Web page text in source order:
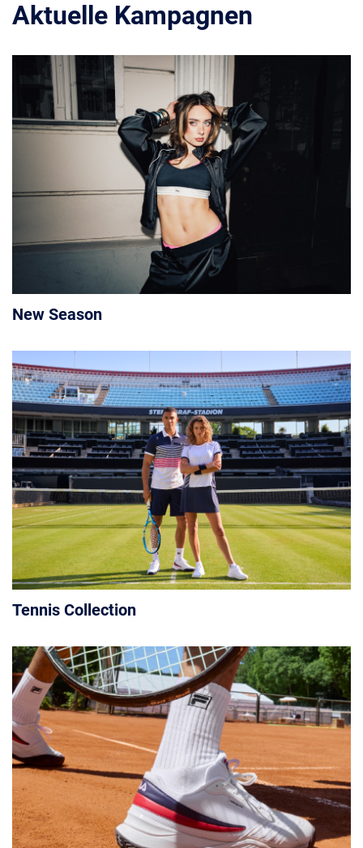
Aktuelle Kampagnen
New Season
Tennis Collection